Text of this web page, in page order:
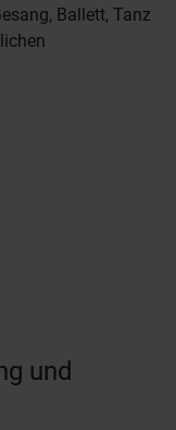
Ballett, Tanz
und